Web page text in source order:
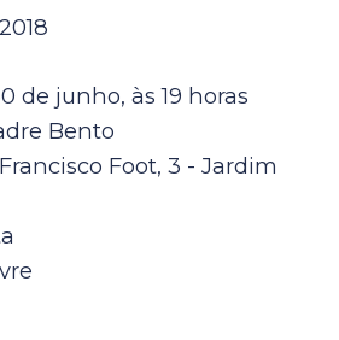
de junho, às 19 horas
Bento
Foot, 3 - Jardim